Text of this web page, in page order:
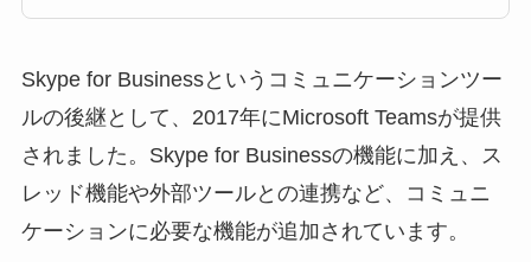
に、スムーズにしてく
ツール。チャットや会
議、通話、ファイルの
管理がひとつで完了す
るほど便利なことはあ
りませんよね。
Skype for Businessというコミュニケーションツー
ルの後継として、2017年にMicrosoft Teamsが提供
されました。Skype for Businessの機能に加え、ス
レッド機能や外部ツールとの連携など、コミュニ
ケーションに必要な機能が追加されています。